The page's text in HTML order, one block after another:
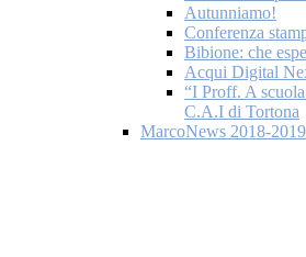
Autunniamo!
Conferenza
Bibione: che
Acqui Digital
“I Proff. A
C.A.I di Tortona
MarcoNews 2018-2019